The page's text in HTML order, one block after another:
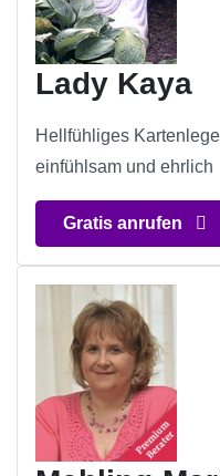
Lady Kaya
Hellfühliges
einfühlsam und ehrlich
Gratis anrufen